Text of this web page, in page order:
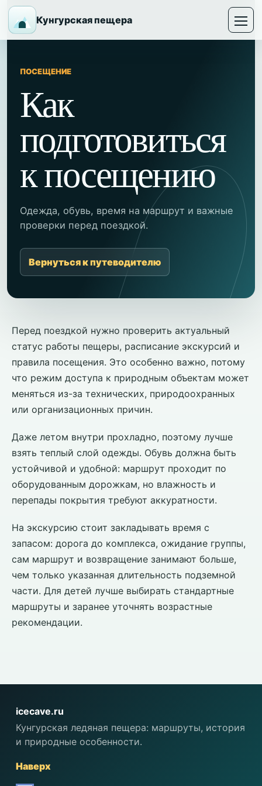
Кунгурская пещера
ПОСЕЩЕНИЕ
Как
подготовиться
к посещению
Одежда, обувь, время на маршрут и важные
проверки перед поездкой.
Вернуться к путеводителю
Перед поездкой нужно проверить актуальный
статус работы пещеры, расписание экскурсий и
правила посещения. Это особенно важно, потому
что режим доступа к природным объектам может
меняться из-за технических, природоохранных
или организационных причин.
Даже летом внутри прохладно, поэтому лучше
взять теплый слой одежды. Обувь должна быть
устойчивой и удобной: маршрут проходит по
оборудованным дорожкам, но влажность и
перепады покрытия требуют аккуратности.
На экскурсию стоит закладывать время с
запасом: дорога до комплекса, ожидание группы,
сам маршрут и возвращение занимают больше,
чем только указанная длительность подземной
части. Для детей лучше выбирать стандартные
маршруты и заранее уточнять возрастные
рекомендации.
icecave.ru
Кунгурская ледяная пещера: маршруты, история
и природные особенности.
Наверх